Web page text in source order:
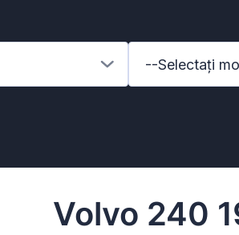
--Selectați
Volvo 240